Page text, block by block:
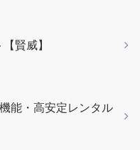
賢威】
能・高安定レンタル